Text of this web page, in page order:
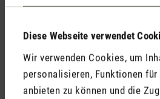
Diese Webseite verwendet
Wir verwenden Cookies, um
personalisieren, Funktionen
anbieten zu können und die
(0)
Duft-Pin Green Forest